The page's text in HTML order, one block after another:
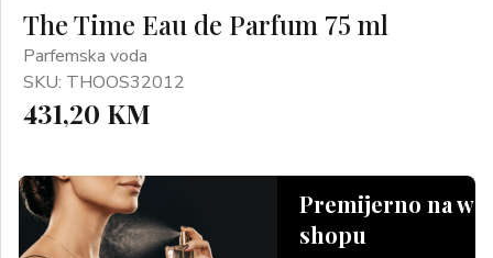
The Time Eau de Parfum 75 ml
Parfemska voda
SKU: THOOS32012
431,20 KM
Premijerno na
shopu